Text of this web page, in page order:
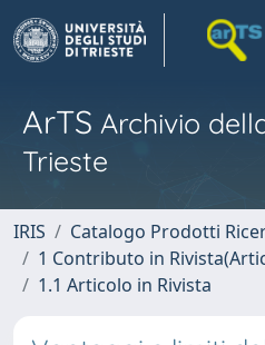
ArTS Archivio
Trieste
IRIS
Catalogo Prodotti
1 Contributo in
1.1 Articolo in Rivista